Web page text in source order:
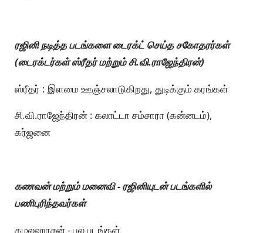
ரஜினி நடித்த படங்களை டைரக்ட் செய்த சகோதரர்கள்
(டைரக்டர்கள் ஸ்ரீதர் மற்றும் சி.வி.ராஜேந்திரன்)
ஸ்ரீதர் : இளமை ஊஞ்சலாடுகிறது, துடிக்கும் கரங்கள்
சி.வி.ராஜேந்திரன் : கலாட்டா சம்சாரா (கன்னடம்),
கர்ஜனை
கணவன் மற்றும் மனைவி - ரஜினியுடன் படங்களில்
பணிபுரிந்தவர்கள்
கமலஹாசன் - பல படங்கள்